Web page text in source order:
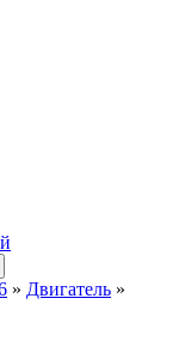
» Двигатель »